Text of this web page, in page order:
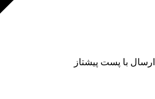
ارسال با پست پیشتاز